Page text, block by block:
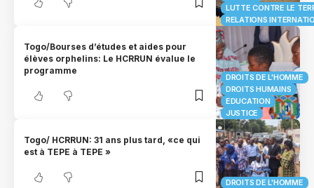
LUTTE CONTRE LE
RELATIONS
DROITS DE L'HOMME
DROITS HUMAINS
EDUCATION
JUSTICE
Togo/Bourses d’études et aides pour
élèves orphelins: Le HCRRUN évalue le
programme
DROITS DE L'HOMME
Togo/ HCRRUN: 31 ans plus tard, «ce qui
est à TEPE à TEPE »